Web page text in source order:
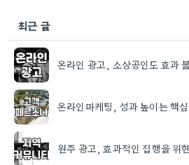
최근 글
온라인 광고, 소상공인도 효과
온라인마케팅, 성과 높이는 핵
원주 광고, 효과적인 집행을 위